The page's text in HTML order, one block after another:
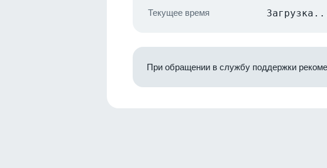
Текущее время
При обращении в службу поддержки